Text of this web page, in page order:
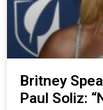
Britney
Paul Soliz: